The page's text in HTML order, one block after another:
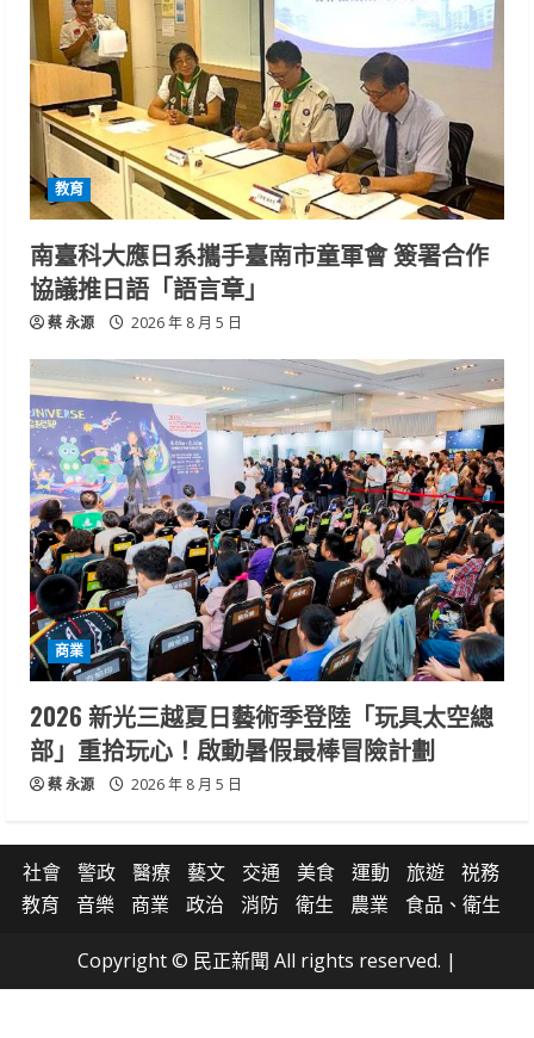
教育
南臺科大應日系攜手臺南市童軍會 簽署合作
協議推日語「語言章」
蔡 永源 2026 年 8 月 5 日
商業
2026 新光三越夏日藝術季登陸「玩具太空總
部」重拾玩心！啟動暑假最棒冒險計劃
蔡 永源 2026 年 8 月 5 日
社會 警政 醫療 藝文 交通 美食 運動 旅遊
祱務
教育
音樂 商業 政治 消防 衛生 農業 食品、衛生
Copyright © 民正新聞 All rights reserved. |